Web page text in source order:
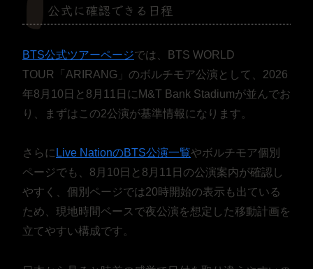
公式に確認できる日程
BTS公式ツアーページでは、BTS WORLD
TOUR「ARIRANG」のボルチモア公演として、2026
年8月10日と8月11日にM&T Bank Stadiumが並んでお
り、まずはこの2公演が基準情報になります。
さらに Live NationのBTS公演一覧やボルチモア個別
ページでも、8月10日と8月11日の公演案内が確認し
やすく、個別ページでは20時開始の表示も出ている
ため、現地時間ベースで夜公演を想定した移動計画を
立てやすい構成です。